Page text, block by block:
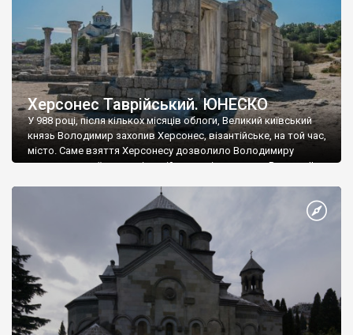
Херсонес Таврійський. ЮНЕСКО
У 988 році, після кількох місяців облоги, Великий київський
князь Володимир захопив Херсонес, візантійське, на той час,
місто. Саме взяття Херсонесу дозволило Володимиру
диктувати свої умови візантійському імператору Василю ІІ, та
Херсонесі Володимир-язичник, став Василем-християнином.
А потім було Хрещення Русі. На честь Херсонесу Таврійського